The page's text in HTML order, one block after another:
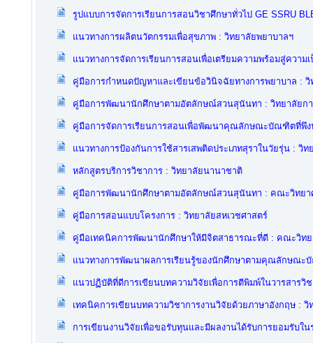
รูปแบบการจัดการเรียนการสอนวิชาศึกษาทั่วไป GE SSRU
แนวทางการผลิตนวัตกรรมเพื่อสุขภาพ : วิทยาลัยพยาบาลฯ
แนวทางการจัดการเรียนการสอนเพื่อเตรียมความพร้อมสู่ควา
คู่มือการกำหนดปัญหาและเขียนข้อวินิจฉัยทางการพยาบาล : วิ
คู่มือการพัฒนานักศึกษาตามอัตลักษณ์สวนสุนันทา : วิทยาลัยก
คู่มือการจัดการเรียนการสอนเพื่อพัฒนาคุณลักษณะบัณฑิตที่พึง
แนวทางการป้องกันการใช้สารเสพติดประเภทสุราในวัยรุ่น : วิ
หลักสูตรบริการวิชาการ : วิทยาลัยนานาชาติ
คู่มือการพัฒนานักศึกษาตามอัตลักษณ์สวนสุนันทา : คณะวิทยา
คู่มือการสอนแบบโครงการ : วิทยาลัยสหเวชศาสตร์
คู่มือเทคนิคการพัฒนานักศึกษาให้มีจิตสาธารณะที่ดี : คณะวิทย
แนวทางการพัฒนาผลการเรียนรู้ของนักศึกษาตามคุณลักษณะ
แนวปฏิบัติที่ดีการเขียนบทความวิจัยเพื่อการตีพิมพ์ในวารสาร
เทคนิคการเขียนบทความวิชาการงานวิจัยด้วยภาษาอังกฤษ :
การเขียนงานวิจัยเพื่อขอรับทุนและมีผลงานได้รับการยอมรับ